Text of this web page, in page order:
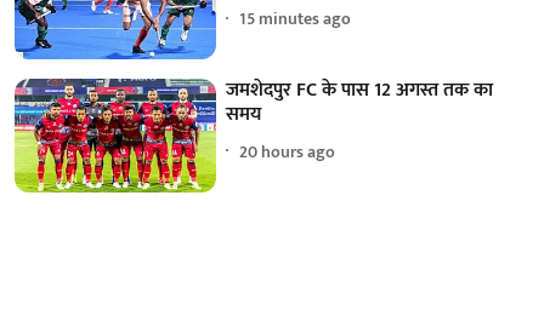
15 minutes ago
जमशेदपुर FC के पास 12 अगस्त तक का
समय
20 hours ago